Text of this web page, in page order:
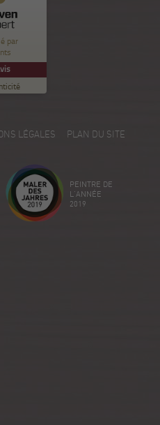
par
des clients pour
Sion
100
%
Recommandé sur
ProvenExpert.com
maintenant
18/12/2025
LÉGALES PLAN DU SITE
PEINTRE DE
L'ANNÉE
2019